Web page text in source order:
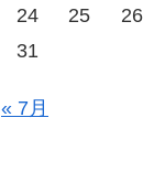
24
25 26
31
« 7月